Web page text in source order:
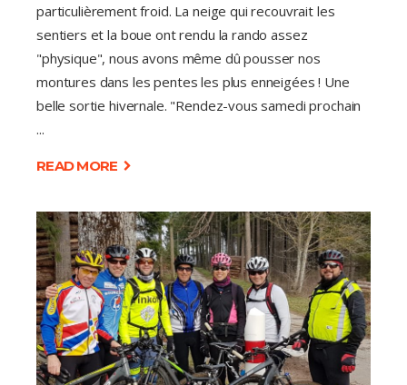
particulièrement froid. La neige qui recouvrait les
sentiers et la boue ont rendu la rando assez
"physique", nous avons même dû pousser nos
montures dans les pentes les plus enneigées ! Une
belle sortie hivernale. "Rendez-vous samedi prochain
READ MORE